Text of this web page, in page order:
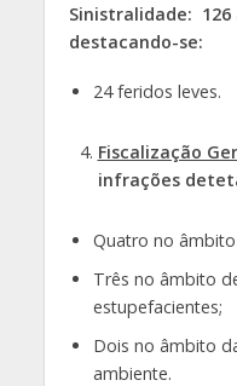
Sinistralidade:
destacando-se:
24 feridos leves.
Fiscalização
infrações
Quatro no
Três no âmbito
estupefacientes;
Dois no âmbito
ambiente.